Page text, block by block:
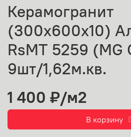
Керамогранит
(300х600x10)
RsMT 5259 (MG
9шт/1,62м.кв.
1 400 ₽/м2
В корзину